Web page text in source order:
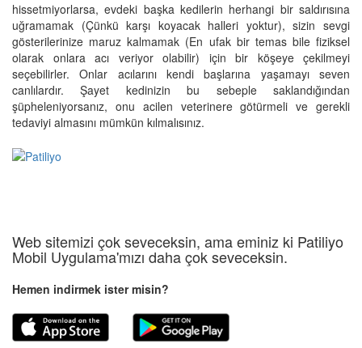
hissetmiyorlarsa, evdeki başka kedilerin herhangi bir saldırısına
uğramamak (Çünkü karşı koyacak halleri yoktur), sizin sevgi
gösterilerinize maruz kalmamak (En ufak bir temas bile fiziksel
olarak onlara acı veriyor olabilir) için bir köşeye çekilmeyi
seçebilirler. Onlar acılarını kendi başlarına yaşamayı seven
canlılardır. Şayet kedinizin bu sebeple saklandığından
şüpheleniyorsanız, onu acilen veterinere götürmeli ve gerekli
tedaviyi almasını mümkün kılmalısınız.
Web sitemizi çok seveceksin, ama eminiz ki Patiliyo
Mobil Uygulama'mızı daha çok seveceksin.
Hemen indirmek ister misin?